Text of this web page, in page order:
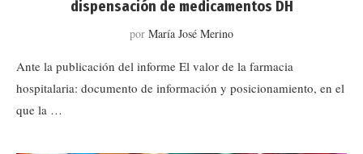
dispensación de medicamentos DH
por María José Merino
Ante la publicación del informe El valor de la farmacia
hospitalaria: documento de información y posicionamiento, en el
que la …